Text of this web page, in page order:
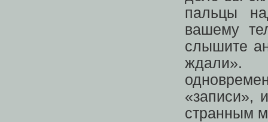
пальцы
вашему
слышите
ждали».
«записи»,
странным